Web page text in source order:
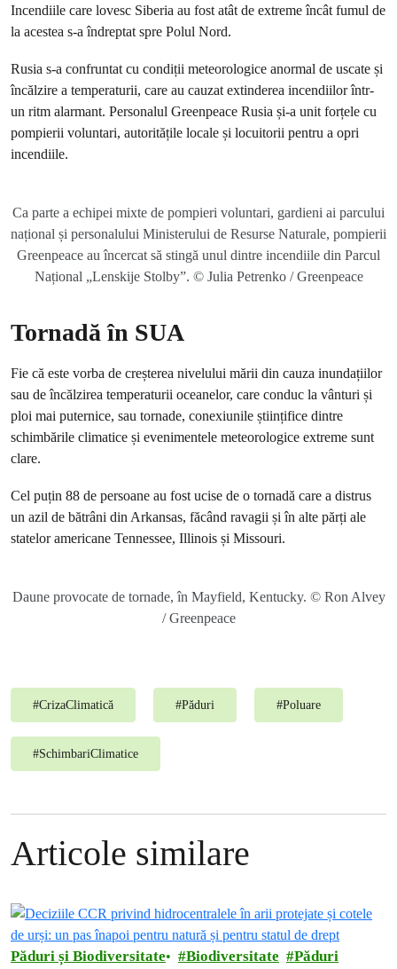
Incendiile care lovesc Siberia au fost atât de extreme încât fumul de
la acestea s-a îndreptat spre Polul Nord.
Rusia s-a confruntat cu condiții meteorologice anormal de uscate și
încălzire a temperaturii, care au cauzat extinderea incendiilor într-
un ritm alarmant. Personalul Greenpeace Rusia și-a unit forțele cu
pompierii voluntari, autoritățile locale și locuitorii pentru a opri
incendiile.
Ca parte a echipei mixte de pompieri voluntari, gardieni ai parcului
național și personalului Ministerului de Resurse Naturale, pompierii
Greenpeace au încercat să stingă unul dintre incendiile din Parcul
Național „Lenskije Stolby”. © Julia Petrenko / Greenpeace
Tornadă în SUA
Fie că este vorba de creșterea nivelului mării din cauza inundațiilor
sau de încălzirea temperaturii oceanelor, care conduc la vânturi și
ploi mai puternice, sau tornade, conexiunile științifice dintre
schimbările climatice și evenimentele meteorologice extreme sunt
clare.
Cel puțin 88 de persoane au fost ucise de o tornadă care a distrus
un azil de bătrâni din Arkansas, făcând ravagii și în alte părți ale
statelor americane Tennessee, Illinois și Missouri.
Daune provocate de tornade, în Mayfield, Kentucky. © Ron Alvey
/ Greenpeace
#CrizaClimatică #Păduri #Poluare
#SchimbariClimatice
Articole similare
Păduri și Biodiversitate Biodiversitate Păduri